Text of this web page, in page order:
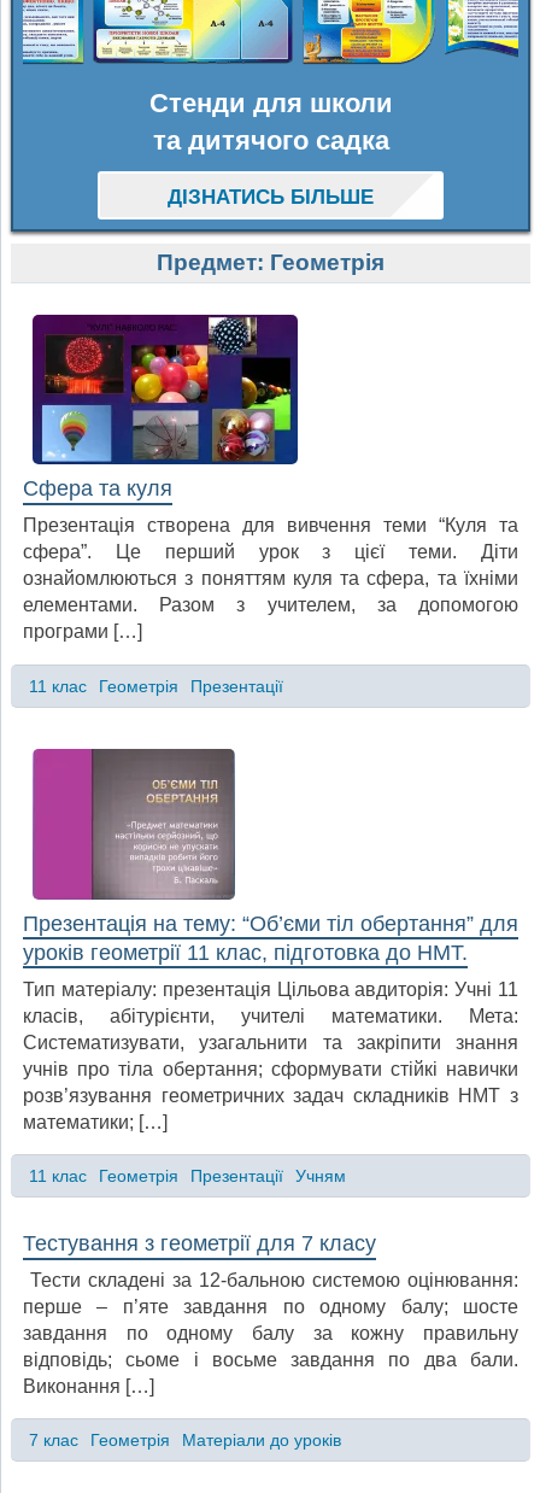
Стенди для школи
та дитячого садка
ДІЗНАТИСЬ БІЛЬШЕ
Предмет: Геометрія
Сфера та куля
Презентація створена для вивчення теми “Куля та
сфера”. Це перший урок з цієї теми. Діти
ознайомлюються з поняттям куля та сфера, та їхніми
елементами. Разом з учителем, за допомогою
програми […]
11 клас Геометрія Презентації
Презентація на тему: “Об’єми тіл обертання” для
уроків геометрії 11 клас, підготовка до НМТ.
Тип матеріалу: презентація Цільова авдиторія: Учні 11
класів, абітурієнти, учителі математики. Мета:
Систематизувати, узагальнити та закріпити знання
учнів про тіла обертання; сформувати стійкі навички
розв’язування геометричних задач складників НМТ з
математики; […]
11 клас Геометрія Презентації Учням
Тестування з геометрії для 7 класу
Тести складені за 12-бальною системою оцінювання:
перше – п’яте завдання по одному балу; шосте
завдання по одному балу за кожну правильну
відповідь; сьоме і восьме завдання по два бали.
Виконання […]
7 клас Геометрія Матеріали до уроків